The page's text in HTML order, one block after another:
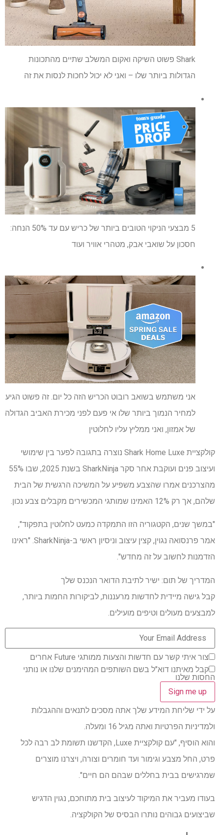
Shark פשוט השיקה ואקום המשלב שתיים מהתכונות
הגדולות ביותר שלו – ואני לא יכול לחכות לנסות את זה
5 מבצעי הניקוי הטובים ביותר של כריש עם עד 50% הנחה:
חסכון על שואבי אבק, מטהרי אוויר ועוד
אני משתמש בשואב רובוט הכריש הזה כל יום. זה פשוט הגיע
למחיר הנמוך ביותר שלו אי פעם לפני מכירת האביב הגדולה
של אמזון, ואני ממליץ עליו לחלוטין
קולקציית Shark Home Luxe נוצרה בתגובה לפער בין שימושי
ועיצוב פנים ועוקבת אחר סקר SharkNinja בשנת 2025, שבו 55%
מהצרכנים אמרו שהצבע משפיע על המשיכה הרגשית של הבית
שלהם, אך רק 12% האמינו שמותגי המכשירים מקבלים צבע נכון.
"במשך שנים, הקטגוריה הזו התמקדה כמעט לחלוטין בתפקוד",
אמר פרנסואה נגוין, קצין עיצוב וניסיון ראשי ב-SharkNinja. "ראינו
הזדמנות לחשוב על זה מחדש".
המדריך של תום: ישיר לתיבת הדואר הנכנס שלך
קבל גישה מיידית לחדשות מרעננות, לביקורות החמות ביותר,
למבצעים מעולים וטיפים מועילים.
צור איתי קשר עם חדשות והצעות ממותגי Future אחרים
קבל מאיתנו דוא"ל בשם השותפים המהימנים שלנו או נותני
החסות שלנו
על ידי שליחת המידע שלך אתה מסכים לתנאים וההגבלות
ולמדיניות הפרטיות ואתה מגיל 16 ומעלה.
והוא הוסיף, "עם קולקציית Luxe, הקדשנו תשומת לב רבה לכל
פרט, החל מצבע וגימור ועד חומרים וצורה, ויצרנו מוצרים
שמרגישים בבית בחללים שבהם הם חיים".
בעודו מעביר את המיקוד לעיצוב בית מתוחכם, נגוין הדגיש
שביצועים גבוהים נותרו הבסיס של הקולקציה.